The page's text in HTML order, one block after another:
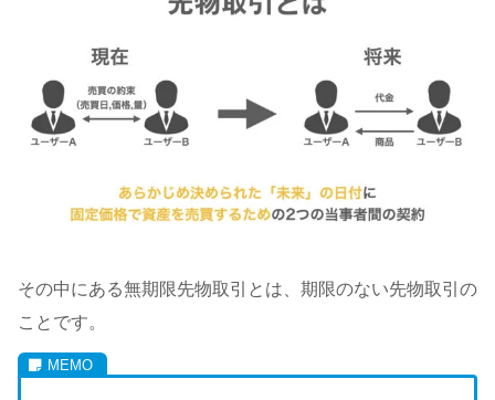
その中にある無期限先物取引とは、期限のない先物取引の
ことです。